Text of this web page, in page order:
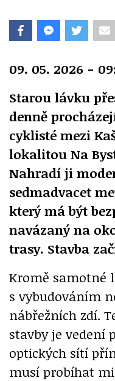
09. 05. 2026 -
Starou lávku
denně
cyklisté mezi
lokalitou Na
Nahradí ji
sedmadvacet
který má být
navázaný na
trasy. Stavba
Kromě samotné
s vybudováním
nábřežních zdí.
stavby je vedení
optických sítí
musí probíhat